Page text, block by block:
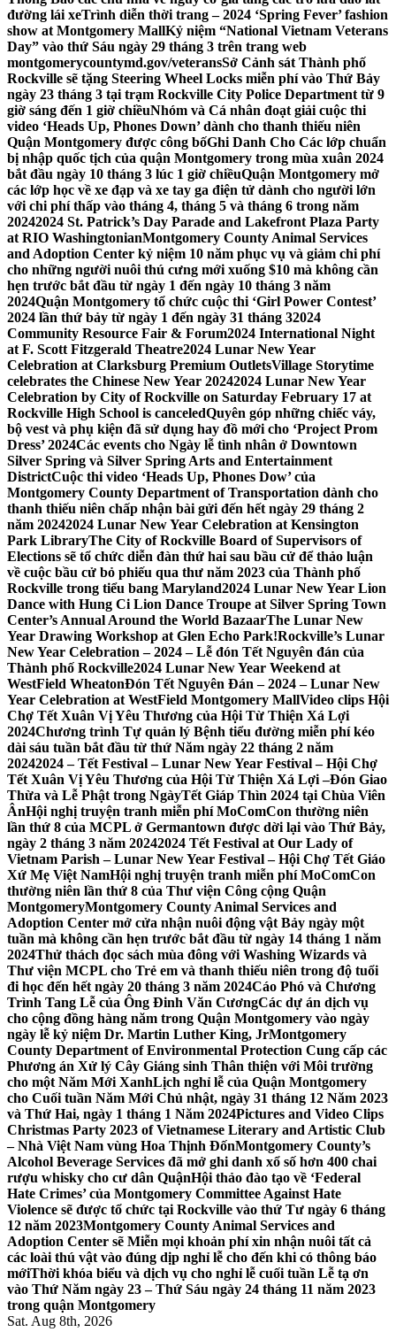
đường lái xeTrình diễn thời trang – 2024 ‘Spring Fever’ fashion
show at Montgomery MallKỷ niệm “National Vietnam Veterans
Day” vào thứ Sáu ngày 29 tháng 3 trên trang web
montgomerycountymd.gov/veteransSở Cảnh sát Thành phố
Rockville sẽ tặng Steering Wheel Locks miễn phí vào Thứ Bảy
ngày 23 tháng 3 tại trạm Rockville City Police Department từ 9
giờ sáng đến 1 giờ chiềuNhóm và Cá nhân đoạt giải cuộc thi
video ‘Heads Up, Phones Down’ dành cho thanh thiếu niên
Quận Montgomery được công bốGhi Danh Cho Các lớp chuẩn
bị nhập quốc tịch của quận Montgomery trong mùa xuân 2024
bắt đầu ngày 10 tháng 3 lúc 1 giờ chiềuQuận Montgomery mở
các lớp học về xe đạp và xe tay ga điện tử dành cho người lớn
với chi phí thấp vào tháng 4, tháng 5 và tháng 6 trong năm
20242024 St. Patrick’s Day Parade and Lakefront Plaza Party
at RIO WashingtonianMontgomery County Animal Services
and Adoption Center kỷ niệm 10 năm phục vụ và giảm chi phí
cho những người nuôi thú cưng mới xuống $10 mà không cần
hẹn trước bắt đầu từ ngày 1 đến ngày 10 tháng 3 năm
2024Quận Montgomery tổ chức cuộc thi ‘Girl Power Contest’
2024 lần thứ bảy từ ngày 1 đến ngày 31 tháng 32024
Community Resource Fair & Forum2024 International Night
at F. Scott Fitzgerald Theatre2024 Lunar New Year
Celebration at Clarksburg Premium OutletsVillage Storytime
celebrates the Chinese New Year 20242024 Lunar New Year
Celebration by City of Rockville on Saturday February 17 at
Rockville High School is canceledQuyên góp những chiếc váy,
bộ vest và phụ kiện đã sử dụng hay đồ mới cho ‘Project Prom
Dress’ 2024Các events cho Ngày lễ tình nhân ở Downtown
Silver Spring và Silver Spring Arts and Entertainment
DistrictCuộc thi video ‘Heads Up, Phones Dow’ của
Montgomery County Department of Transportation dành cho
thanh thiếu niên chấp nhận bài gửi đến hết ngày 29 tháng 2
năm 20242024 Lunar New Year Celebration at Kensington
Park LibraryThe City of Rockville Board of Supervisors of
Elections sẽ tổ chức diễn đàn thứ hai sau bầu cử để thảo luận
về cuộc bầu cử bỏ phiếu qua thư năm 2023 của Thành phố
Rockville trong tiểu bang Maryland2024 Lunar New Year Lion
Dance with Hung Ci Lion Dance Troupe at Silver Spring Town
Center’s Annual Around the World BazaarThe Lunar New
Year Drawing Workshop at Glen Echo Park!Rockville’s Lunar
New Year Celebration – 2024 – Lễ đón Tết Nguyên đán của
Thành phố Rockville2024 Lunar New Year Weekend at
WestField WheatonĐón Tết Nguyên Đán – 2024 – Lunar New
Year Celebration at WestField Montgomery MallVideo clips Hội
Chợ Tết Xuân Vị Yêu Thương của Hội Từ Thiện Xá Lợi
2024Chương trình Tự quản lý Bệnh tiểu đường miễn phí kéo
dài sáu tuần bắt đầu từ thứ Năm ngày 22 tháng 2 năm
20242024 – Tết Festival – Lunar New Year Festival – Hội Chợ
Tết Xuân Vị Yêu Thương của Hội Từ Thiện Xá Lợi –Đón Giao
Thừa và Lễ Phật trong NgàyTết Giáp Thìn 2024 tại Chùa Viên
ÂnHội nghị truyện tranh miễn phí MoComCon thường niên
lần thứ 8 của MCPL ở Germantown được dời lại vào Thứ Bảy,
ngày 2 tháng 3 năm 20242024 Tết Festival at Our Lady of
Vietnam Parish – Lunar New Year Festival – Hội Chợ Tết Giáo
Xứ Mẹ Việt NamHội nghị truyện tranh miễn phí MoComCon
thường niên lần thứ 8 của Thư viện Công cộng Quận
MontgomeryMontgomery County Animal Services and
Adoption Center mở cửa nhận nuôi động vật Bảy ngày một
tuần mà không cần hẹn trước bắt đầu từ ngày 14 tháng 1 năm
2024Thử thách đọc sách mùa đông với Washing Wizards và
Thư viện MCPL cho Trẻ em và thanh thiếu niên trong độ tuổi
đi học đến hết ngày 20 tháng 3 năm 2024Cáo Phó và Chương
Trình Tang Lễ của Ông Đinh Văn CươngCác dự án dịch vụ
cho cộng đồng hàng năm trong Quận Montgomery vào ngày
ngày lễ kỷ niệm Dr. Martin Luther King, JrMontgomery
County Department of Environmental Protection Cung cấp các
Phương án Xử lý Cây Giáng sinh Thân thiện với Môi trường
cho một Năm Mới XanhLịch nghỉ lễ của Quận Montgomery
cho Cuối tuần Năm Mới Chủ nhật, ngày 31 tháng 12 Năm 2023
và Thứ Hai, ngày 1 tháng 1 Năm 2024Pictures and Video Clips
Christmas Party 2023 of Vietnamese Literary and Artistic Club
– Nhà Việt Nam vùng Hoa Thịnh ĐốnMontgomery County’s
Alcohol Beverage Services đã mở ghi danh xổ số hơn 400 chai
rượu whisky cho cư dân QuậnHội thảo đào tạo về ‘Federal
Hate Crimes’ của Montgomery Committee Against Hate
Violence sẽ được tổ chức tại Rockville vào thứ Tư ngày 6 tháng
12 năm 2023Montgomery County Animal Services and
Adoption Center sẽ Miễn mọi khoản phí xin nhận nuôi tất cả
các loài thú vật vào đúng dịp nghỉ lễ cho đến khi có thông báo
mớiThời khóa biểu và dịch vụ cho nghỉ lễ cuối tuần Lễ tạ ơn
vào Thứ Năm ngày 23 – Thứ Sáu ngày 24 tháng 11 năm 2023
trong quận Montgomery
Sat. Aug 8th, 2026